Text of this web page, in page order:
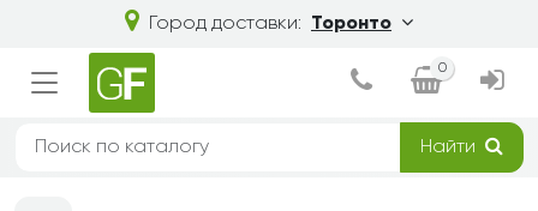
Город доставки: Торонто
0
Найти